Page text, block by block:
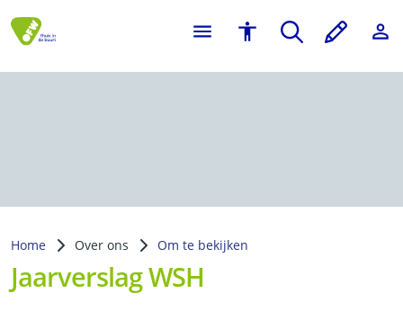
Home Over ons Om te bekijken
Jaarverslag WSH